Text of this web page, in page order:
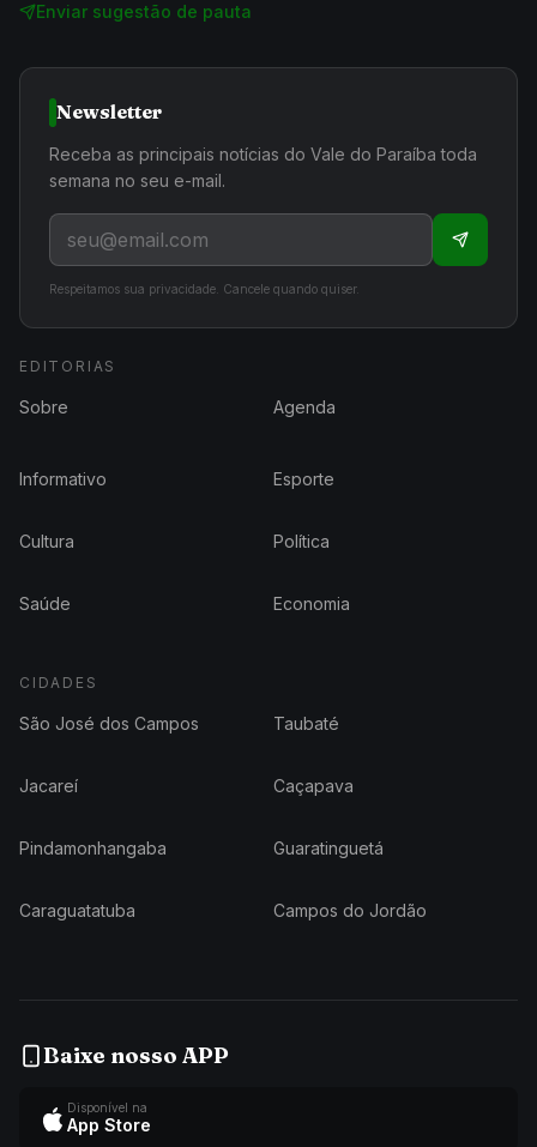
Enviar sugestão de pauta
Newsletter
Receba as principais notícias do Vale do Paraíba toda
semana no seu e-mail.
Respeitamos sua privacidade. Cancele quando quiser.
EDITORIAS
Sobre Agenda
Informativo Esporte
Cultura Política
Saúde Economia
CIDADES
São José dos Campos Taubaté
Jacareí Caçapava
Pindamonhangaba Guaratinguetá
Caraguatatuba Campos do Jordão
Baixe nosso APP
Disponível na
App Store